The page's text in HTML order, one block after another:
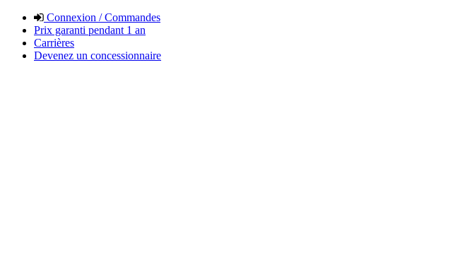
Connexion / Commandes
Prix garanti pendant 1 an
Carrières
Devenez un concessionnaire